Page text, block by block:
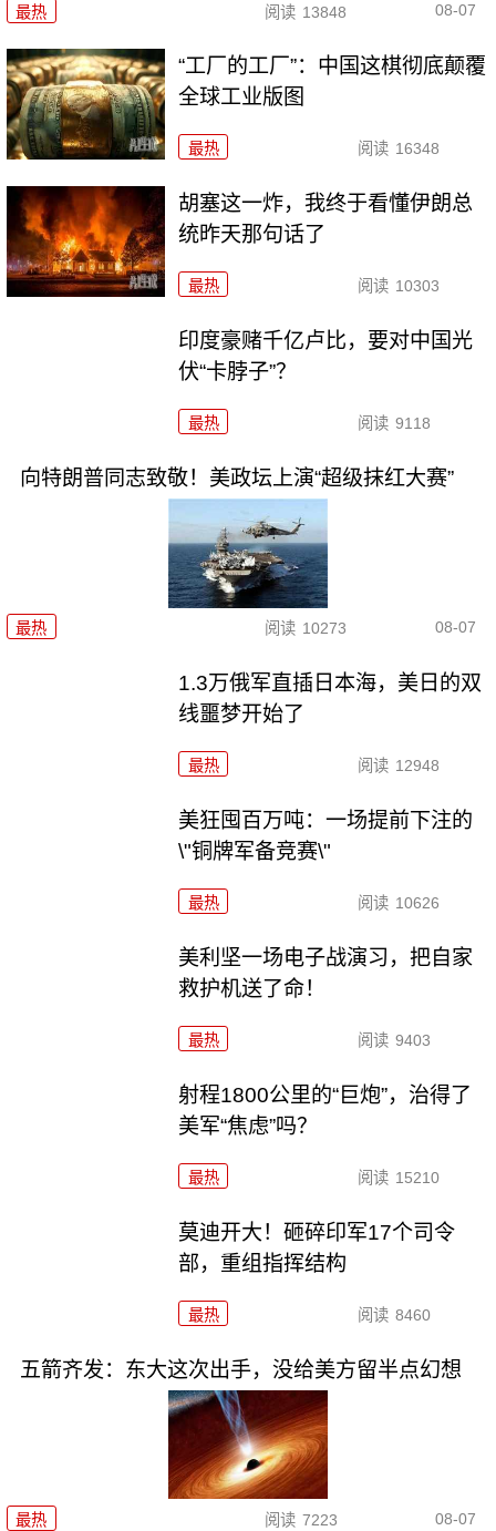
最热 阅读 13848 08-07
“工厂的工厂”：中国这棋彻底颠覆
全球工业版图
最热 阅读 16348
胡塞这一炸，我终于看懂伊朗总
统昨天那句话了
最热 阅读 10303
印度豪赌千亿卢比，要对中国光
伏“卡脖子”？
最热 阅读 9118
向特朗普同志致敬！美政坛上演“超级抹红大赛”
最热 阅读 10273 08-07
1.3万俄军直插日本海，美日的双
线噩梦开始了
最热 阅读 12948
美狂囤百万吨：一场提前下注的
\"铜牌军备竞赛\"
最热 阅读 10626
美利坚一场电子战演习，把自家
救护机送了命！
最热 阅读 9403
射程1800公里的“巨炮”，治得了
美军“焦虑”吗？
最热 阅读 15210
莫迪开大！砸碎印军17个司令
部，重组指挥结构
最热 阅读 8460
五箭齐发：东大这次出手，没给美方留半点幻想
最热 阅读 7223 08-07